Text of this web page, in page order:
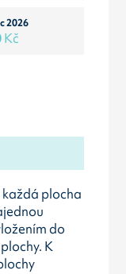
2026
Kč
každá plocha
do
K